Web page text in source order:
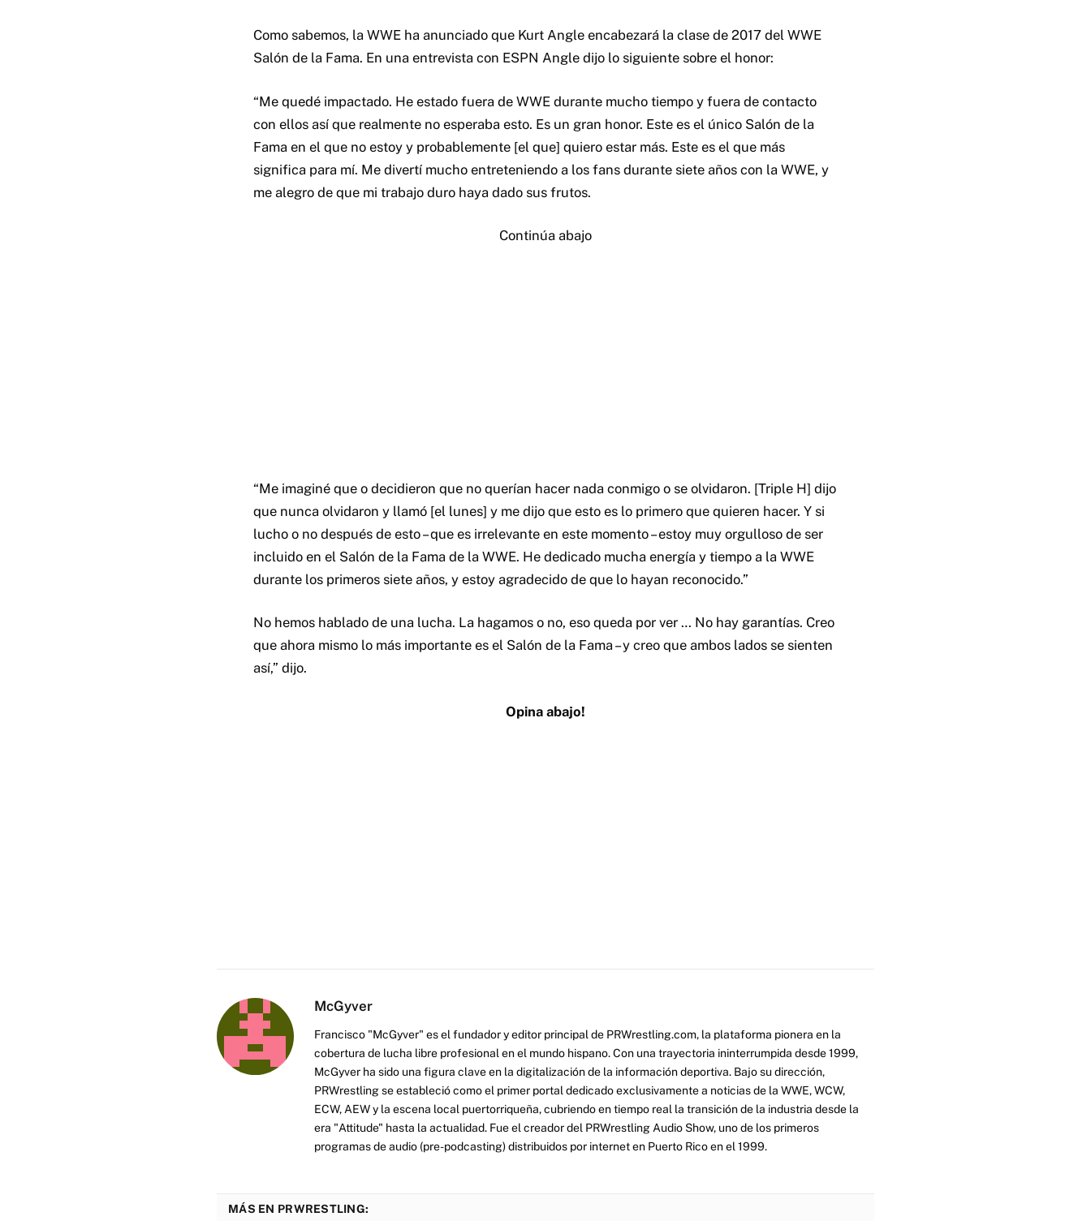
Como sabemos, la WWE ha anunciado que Kurt Angle encabezará la clase de 2017 del WWE
Salón de la Fama. En una entrevista con ESPN Angle dijo lo siguiente sobre el honor:
“Me quedé impactado. He estado fuera de WWE durante mucho tiempo y fuera de contacto
con ellos así que realmente no esperaba esto. Es un gran honor. Este es el único Salón de la
Fama en el que no estoy y probablemente [el que] quiero estar más. Este es el que más
significa para mí. Me divertí mucho entreteniendo a los fans durante siete años con la WWE, y
me alegro de que mi trabajo duro haya dado sus frutos.
Continúa abajo
“Me imaginé que o decidieron que no querían hacer nada conmigo o se olvidaron. [Triple H] dijo
que nunca olvidaron y llamó [el lunes] y me dijo que esto es lo primero que quieren hacer. Y si
lucho o no después de esto – que es irrelevante en este momento – estoy muy orgulloso de ser
incluido en el Salón de la Fama de la WWE. He dedicado mucha energía y tiempo a la WWE
durante los primeros siete años, y estoy agradecido de que lo hayan reconocido.”
No hemos hablado de una lucha. La hagamos o no, eso queda por ver … No hay garantías. Creo
que ahora mismo lo más importante es el Salón de la Fama – y creo que ambos lados se sienten
así,” dijo.
Opina abajo!
McGyver
Francisco "McGyver" es el fundador y editor principal de PRWrestling.com, la plataforma pionera en la
cobertura de lucha libre profesional en el mundo hispano. Con una trayectoria ininterrumpida desde 1999,
McGyver ha sido una figura clave en la digitalización de la información deportiva. Bajo su dirección,
PRWrestling se estableció como el primer portal dedicado exclusivamente a noticias de la WWE, WCW,
ECW, AEW y la escena local puertorriqueña, cubriendo en tiempo real la transición de la industria desde la
era "Attitude" hasta la actualidad. Fue el creador del PRWrestling Audio Show, uno de los primeros
programas de audio (pre-podcasting) distribuidos por internet en Puerto Rico en el 1999.
MÁS EN PRWRESTLING: